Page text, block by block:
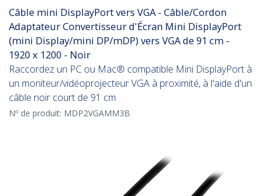
Câble mini DisplayPort vers VGA - Câble/Cordon
Adaptateur Convertisseur d'Écran Mini DisplayPort
(mini Display/mini DP/mDP) vers VGA de 91 cm -
1920 x 1200 - Noir
Raccordez un PC ou Mac® compatible Mini DisplayPort à
un moniteur/vidéoprojecteur VGA à proximité, à l'aide d'un
câble noir court de 91 cm
Nº de produit: MDP2VGAMM3B